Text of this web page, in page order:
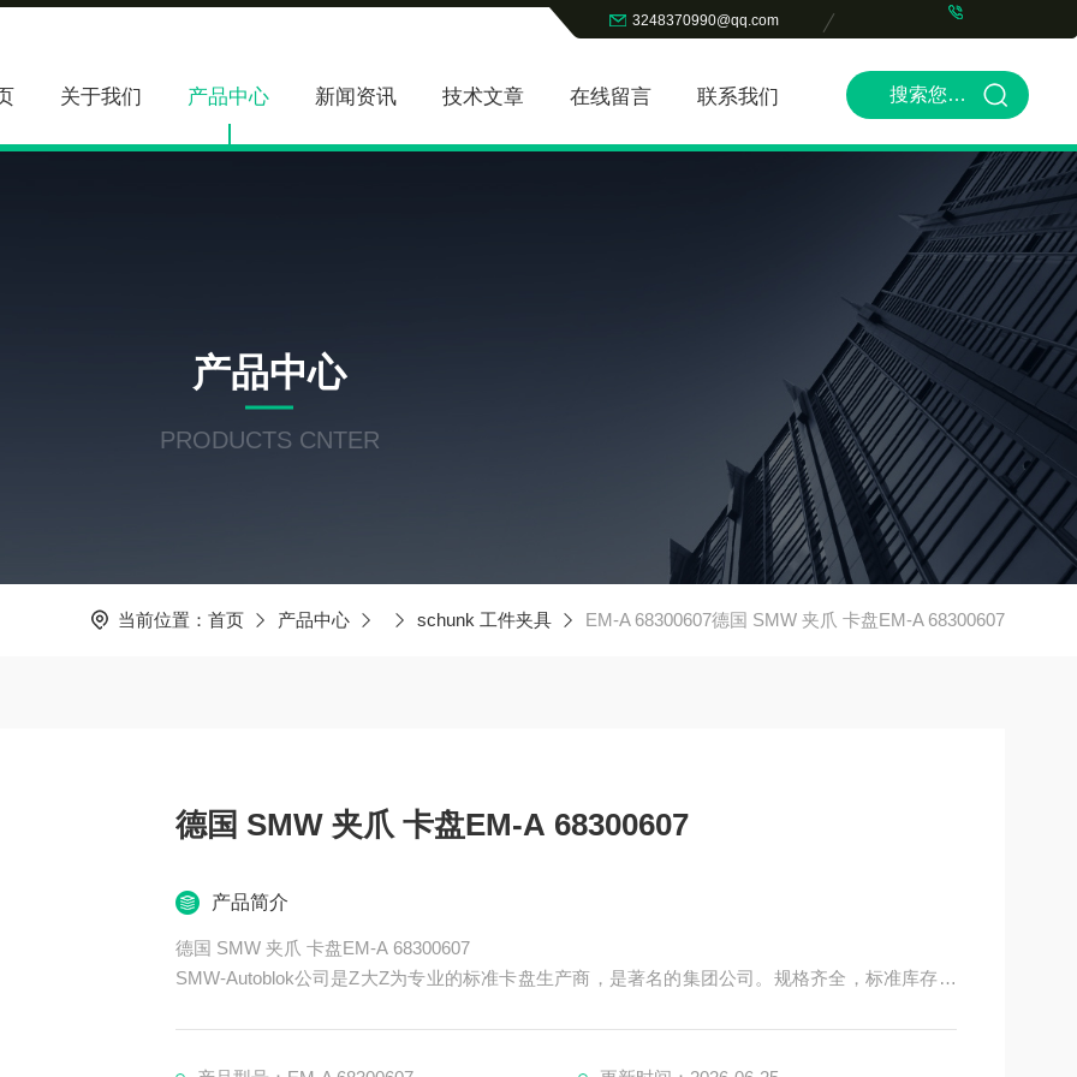
3248370990@qq.com
关于我们 产品中心 新闻资讯 技术文章 在线留言 联系我们
产品中心
PRODUCTS CNTER
当前位置： 首页 产品中心 schunk 工件夹具 EM-A 68300607德国 SMW 夹爪 卡盘EM-A 68300607
德国 SMW 夹爪 卡盘EM-A 68300607
产品简介
德国 SMW 夹爪 卡盘EM-A 68300607
SMW-Autoblok公司是Z大Z为专业的标准卡盘生产商，是著名的集团公司。规格齐全，标准库存，